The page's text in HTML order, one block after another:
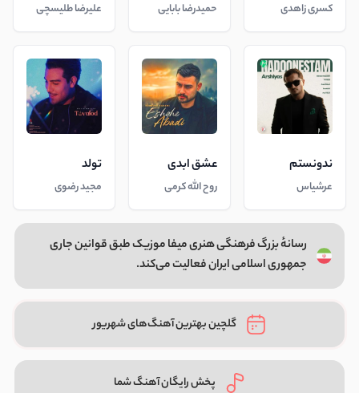
کسری زاهدی حمیدرضا بابایی علیرضا طلیسچی
ندونستم
عرشیاس
عشق ابدی
روح الله کرمی
تولد
مجید رضوی
رسانهٔ بزرگ فرهنگی هنری میفا موزیک طبق قوانین جاری
جمهوری اسلامی ایران فعالیت می‌کند.
گلچین بهترین آهنگ‌های شهریور
پخش رایگان آهنگ شما